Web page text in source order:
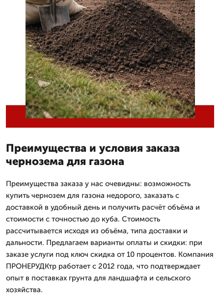
Преимущества и условия заказа
чернозема для газона
Преимущества заказа у нас очевидны: возможность
купить чернозем для газона недорого, заказать с
доставкой в удобный день и получить расчёт объёма и
стоимости с точностью до куба. Стоимость
рассчитывается исходя из объёма, типа доставки и
дальности. Предлагаем варианты оплаты и скидки: при
заказе услуги под ключ скидка от 10 процентов. Компания
ПРОНЕРУДКтр работает с 2012 года, что подтверждает
опыт в поставках грунта для ландшафта и сельского
хозяйства.